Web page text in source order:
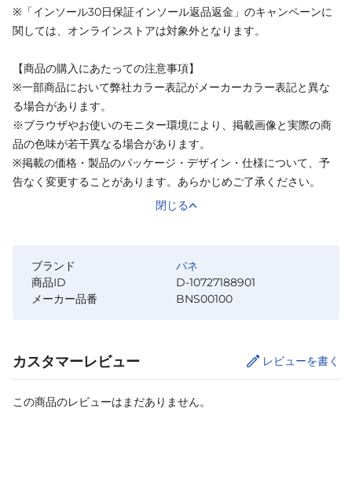
※「インソール30日保証インソール返品返金」のキャンペーンに
関しては、オンラインストアは対象外となります。
【商品の購入にあたっての注意事項】
※一部商品において弊社カラー表記がメーカーカラー表記と異な
る場合があります。
※ブラウザやお使いのモニター環境により、掲載画像と実際の商
品の色味が若干異なる場合があります。
※掲載の価格・製品のパッケージ・デザイン・仕様について、予
告なく変更することがあります。あらかじめご了承ください。
閉じる
ブランド
バネ
商品ID
D-10727188901
メーカー品番
BNS00100
カスタマーレビュー レビューを書く
この商品のレビューはまだありません。